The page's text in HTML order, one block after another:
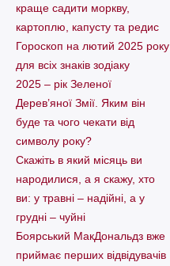
краще садити моркву,
картоплю, капусту та редис
Гороскоп на лютий 2025 року
для всіх знаків зодіаку
2025 – рік Зеленої
Дерев’яної Змії. Яким він
буде та чого чекати від
символу року?
Скажіть в який місяць ви
народилися, а я скажу, хто
ви: у травні – надійні, а у
грудні – чуйні
Боярський МакДональдз вже
приймає перших відвідувачів